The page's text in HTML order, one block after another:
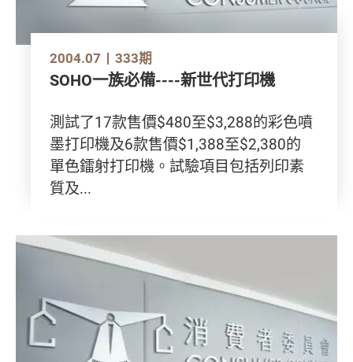
2004.07 333期
SOHO一族必備----新世代打印機
測試了17款售價$480至$3,288的彩色噴
墨打印機及6款售價$1,388至$2,380的
單色鐳射打印機。試驗項目包括列印素
質及...